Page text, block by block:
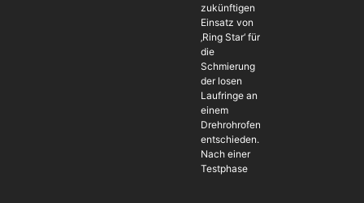
zukünftigen
Einsatz von
‚Ring Star‘ für
die
Schmierung
der losen
Laufringe an
einem
Drehrohrofen
entschieden.
Nach einer
Testphase